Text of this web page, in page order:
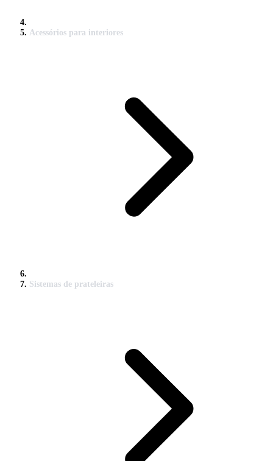
Acessórios para interiores
Sistemas de prateleiras